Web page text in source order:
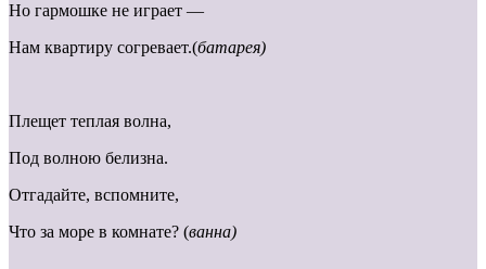
Но гармошке не играет —
Нам квартиру согревает.(батарея)
Плещет теплая волна,
Под волною белизна.
Отгадайте, вспомните,
Что за море в комнате? (ванна)